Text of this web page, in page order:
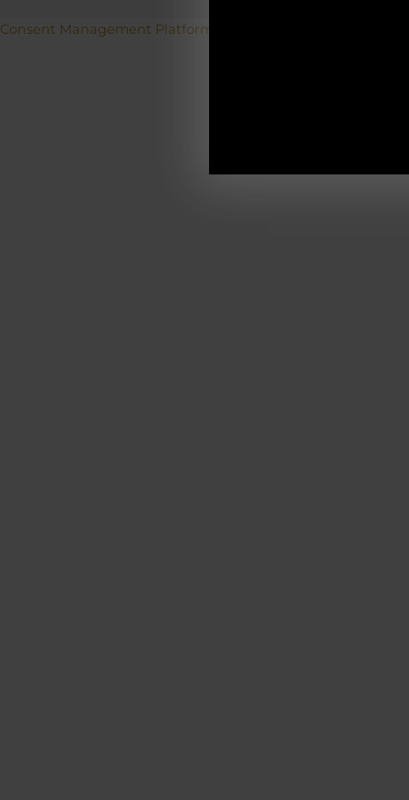
Consent Management Platform von Real Cookie Banner